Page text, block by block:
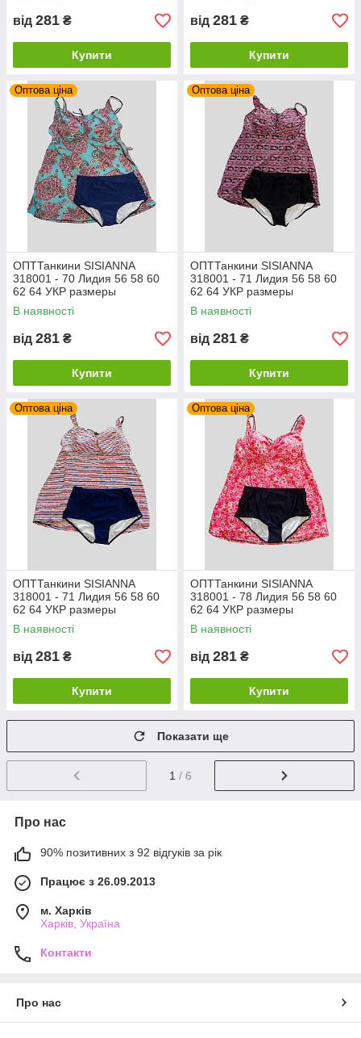
від 281 ₴
Купити
від 281 ₴
Купити
Оптова ціна
ОПТТанкини SISIANNA
318001 - 70 Лидия 56 58 60
62 64 УКР размеры
В наявності
від 281 ₴
Купити
Оптова ціна
ОПТТанкини SISIANNA
318001 - 71 Лидия 56 58 60
62 64 УКР размеры
В наявності
від 281 ₴
Купити
Оптова ціна
ОПТТанкини SISIANNA
318001 - 71 Лидия 56 58 60
62 64 УКР размеры
В наявності
від 281 ₴
Купити
Оптова ціна
ОПТТанкини SISIANNA
318001 - 78 Лидия 56 58 60
62 64 УКР размеры
В наявності
від 281 ₴
Купити
Показати ще
1 / 6
Про нас
90% позитивних з 92 відгуків за рік
Працює з 26.09.2013
м. Харків
Харків, Україна
Контакти
Про нас